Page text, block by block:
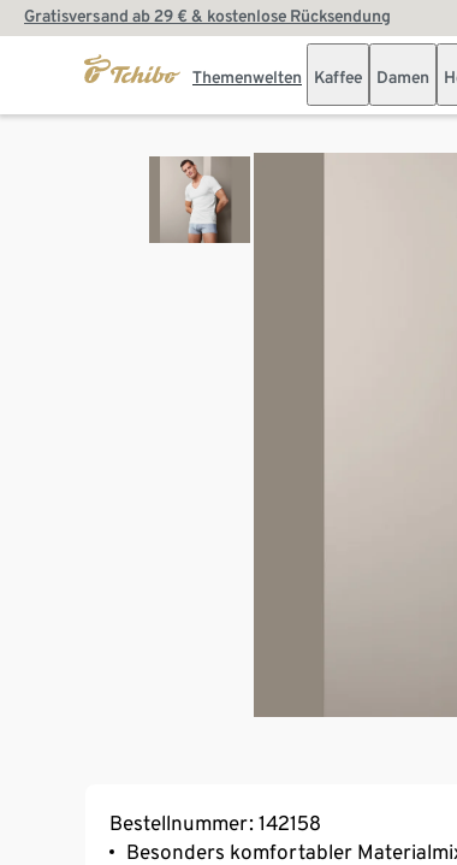
Gratisversand ab 29 € & kostenlose Rücksendung
Themenwelten Kaffee Damen
Bestellnummer: 142158
Besonders komfortabler